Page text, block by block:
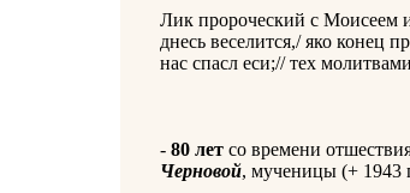
Лик пророческий с Моисеем
днесь веселится,/ яко конец
нас спасл еси;// тех
- 80 лет со времени
Черновой, мученицы (+ 1943